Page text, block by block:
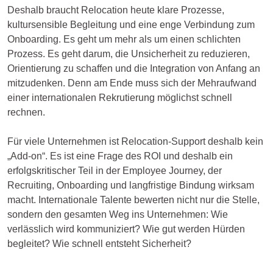
Deshalb braucht Relocation heute klare Prozesse,
kultursensible Begleitung und eine enge Verbindung zum
Onboarding. Es geht um mehr als um einen schlichten
Prozess. Es geht darum, die Unsicherheit zu reduzieren,
Orientierung zu schaffen und die Integration von Anfang an
mitzudenken. Denn am Ende muss sich der Mehraufwand
einer internationalen Rekrutierung möglichst schnell
rechnen.
Für viele Unternehmen ist Relocation-Support deshalb kein
„Add-on“. Es ist eine Frage des ROI und deshalb ein
erfolgskritischer Teil in der Employee Journey, der
Recruiting, Onboarding und langfristige Bindung wirksam
macht. Internationale Talente bewerten nicht nur die Stelle,
sondern den gesamten Weg ins Unternehmen: Wie
verlässlich wird kommuniziert? Wie gut werden Hürden
begleitet? Wie schnell entsteht Sicherheit?